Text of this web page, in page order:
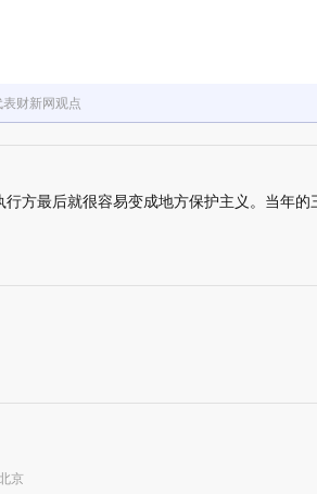
财新网观点
方最后就很容易变成地方保护主义。当年的
京